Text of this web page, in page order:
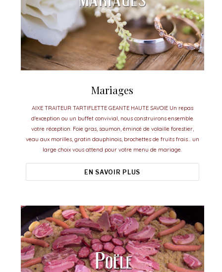
Mariages
AIXE TRAITEUR TARTIFLETTE GEANTE HAUTE SAVOIE Un repas
d'exception ou un buffet convivial, nous construirons ensemble
votre réception. Foie gras, saumon, émincé de volaille forestier,
veau aux morilles, gratin dauphinois, brochettes de fruits frais... un
large choix vous attend pour votre menu de mariage.
EN SAVOIR PLUS